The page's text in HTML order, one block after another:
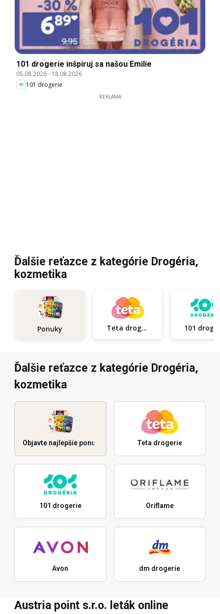
101 drogerie inšpiruj sa našou Emilie
05.08.2026- 18.08.2026
101 drogerie
REKLAMA
Ďalšie reťazce z kategórie Drogéria,
kozmetika
Ponuky Teta drogerie
Ďalšie reťazce z kategórie Drogéria,
kozmetika
Objavte najlepšie ponuky Teta drogerie
101 drogerie Oriflame
Avon dm drogerie
Austria point s.r.o. leták online